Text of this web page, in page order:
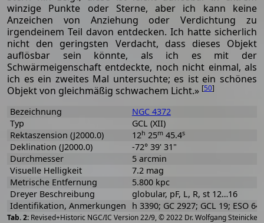
winzige Punkte oder Sterne, aber ich kann keine
Anzeichen von Anziehung oder Verdichtung zu
irgendeinem Teil davon entdecken. Ich hatte sicherlich
nicht den geringsten Verdacht, dass dieses Objekt
auflösbar sein könnte, als ich es mit der
Schwärmeigenschaft entdeckte, noch nicht einmal, als
ich es ein zweites Mal untersuchte; es ist ein schönes
Objekt von gleichmäßig schwachem Licht.» [50]
Revised+Historic NGC/IC Version 22/9, © 2022 Dr. Wolfgang Steinicke
Bezeichnung
NGC 4372
Typ
GCL (XII)
Rektaszension (J2000.0)
12h 25m45.4s
Deklination (J2000.0)
-72° 39' 31"
Durchmesser
5 arcmin
Visuelle Helligkeit
7.2 mag
Metrische Entfernung
5.800 kpc
Dreyer Beschreibung
globular, pF, L, R, st 12…16
Identifikation, Anmerkungen
h 3390; GC 2927; GCL 19; ESO